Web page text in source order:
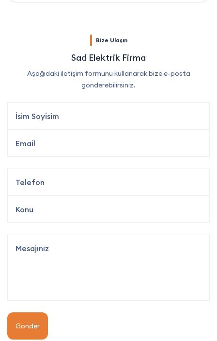
Bize Ulaşın
Sad Elektrik Firma
Aşağıdaki iletişim formunu kullanarak bize e-posta
gönderebilirsiniz.
Gönder